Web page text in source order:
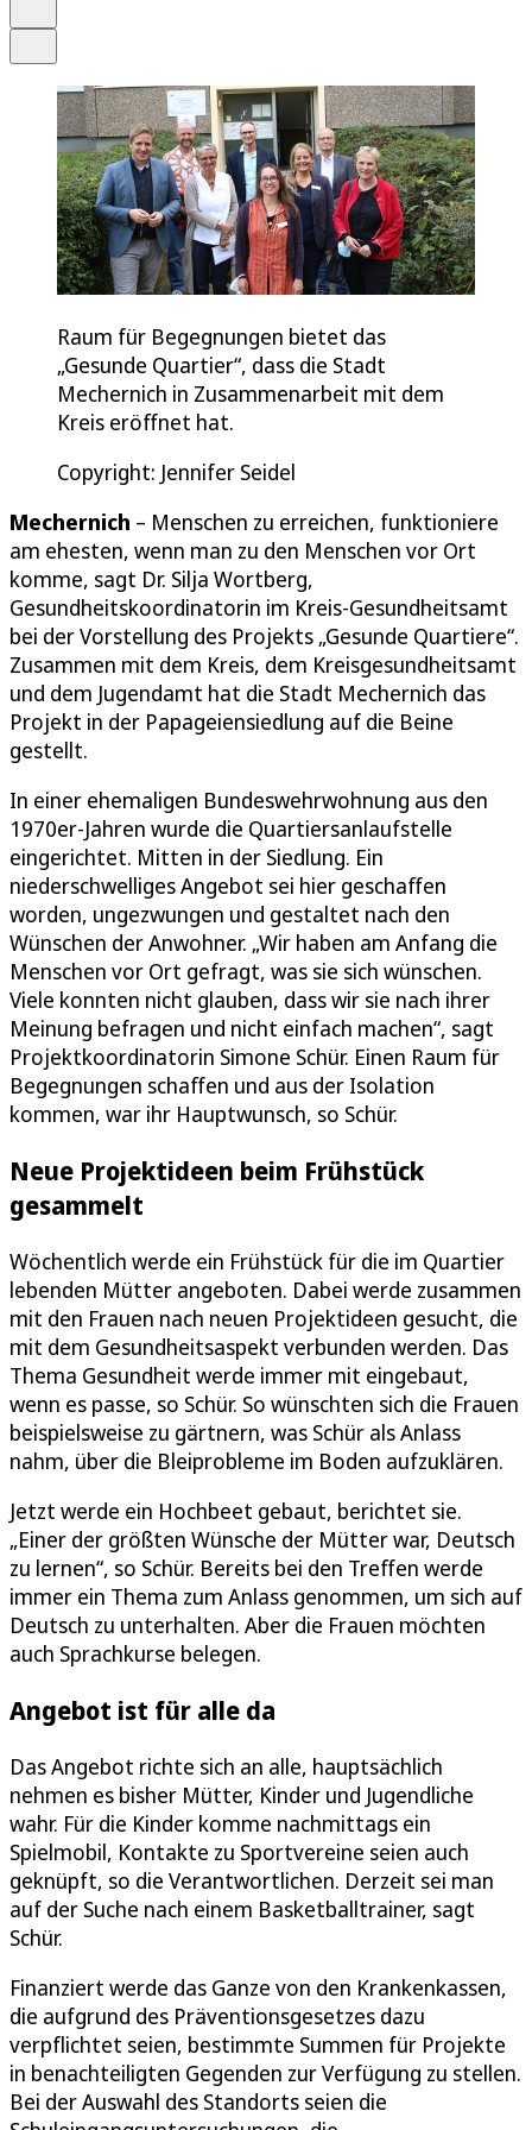
Raum für Begegnungen bietet das
„Gesunde Quartier“, dass die Stadt
Mechernich in Zusammenarbeit mit dem
Kreis eröffnet hat.
Copyright: Jennifer Seidel
Mechernich – Menschen zu erreichen, funktioniere
am ehesten, wenn man zu den Menschen vor Ort
komme, sagt Dr. Silja Wortberg,
Gesundheitskoordinatorin im Kreis-Gesundheitsamt
bei der Vorstellung des Projekts „Gesunde Quartiere“.
Zusammen mit dem Kreis, dem Kreisgesundheitsamt
und dem Jugendamt hat die Stadt Mechernich das
Projekt in der Papageiensiedlung auf die Beine
gestellt.
In einer ehemaligen Bundeswehrwohnung aus den
1970er-Jahren wurde die Quartiersanlaufstelle
eingerichtet. Mitten in der Siedlung. Ein
niederschwelliges Angebot sei hier geschaffen
worden, ungezwungen und gestaltet nach den
Wünschen der Anwohner. „Wir haben am Anfang die
Menschen vor Ort gefragt, was sie sich wünschen.
Viele konnten nicht glauben, dass wir sie nach ihrer
Meinung befragen und nicht einfach machen“, sagt
Projektkoordinatorin Simone Schür. Einen Raum für
Begegnungen schaffen und aus der Isolation
kommen, war ihr Hauptwunsch, so Schür.
Neue Projektideen beim Frühstück
gesammelt
Wöchentlich werde ein Frühstück für die im Quartier
lebenden Mütter angeboten. Dabei werde zusammen
mit den Frauen nach neuen Projektideen gesucht, die
mit dem Gesundheitsaspekt verbunden werden. Das
Thema Gesundheit werde immer mit eingebaut,
wenn es passe, so Schür. So wünschten sich die Frauen
beispielsweise zu gärtnern, was Schür als Anlass
nahm, über die Bleiprobleme im Boden aufzuklären.
Jetzt werde ein Hochbeet gebaut, berichtet sie.
„Einer der größten Wünsche der Mütter war, Deutsch
zu lernen“, so Schür. Bereits bei den Treffen werde
immer ein Thema zum Anlass genommen, um sich auf
Deutsch zu unterhalten. Aber die Frauen möchten
auch Sprachkurse belegen.
Angebot ist für alle da
Das Angebot richte sich an alle, hauptsächlich
nehmen es bisher Mütter, Kinder und Jugendliche
wahr. Für die Kinder komme nachmittags ein
Spielmobil, Kontakte zu Sportvereine seien auch
geknüpft, so die Verantwortlichen. Derzeit sei man
auf der Suche nach einem Basketballtrainer, sagt
Schür.
Finanziert werde das Ganze von den Krankenkassen,
die aufgrund des Präventionsgesetzes dazu
verpflichtet seien, bestimmte Summen für Projekte
in benachteiligten Gegenden zur Verfügung zu stellen.
Bei der Auswahl des Standorts seien die